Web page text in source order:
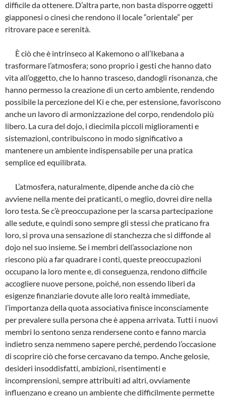
difficile da ottenere. D’altra parte, non basta disporre oggetti
giapponesi o cinesi che rendono il locale “orientale” per
ritrovare pace e serenità.
È ciò che è intrinseco al Kakemono o all’Ikebana a
trasformare l’atmosfera; sono proprio i gesti che hanno dato
vita all’oggetto, che lo hanno trasceso, dandogli risonanza, che
hanno permesso la creazione di un certo ambiente, rendendo
possibile la percezione del Ki e che, per estensione, favoriscono
anche un lavoro di armonizzazione del corpo, rendendolo più
libero. La cura del dojo, i diecimila piccoli miglioramenti e
sistemazioni, contribuiscono in modo significativo a
mantenere un ambiente indispensabile per una pratica
semplice ed equilibrata.
L’atmosfera, naturalmente, dipende anche da ciò che
avviene nella mente dei praticanti, o meglio, dovrei dire nella
loro testa. Se c’è preoccupazione per la scarsa partecipazione
alle sedute, e quindi sono sempre gli stessi che praticano fra
loro, si prova una sensazione di stanchezza che si diffonde al
dojo nel suo insieme. Se i membri dell’associazione non
riescono più a far quadrare i conti, queste preoccupazioni
occupano la loro mente e, di conseguenza, rendono difficile
accogliere nuove persone, poiché, non essendo liberi da
esigenze finanziarie dovute alle loro realtà immediate,
l’importanza della quota associativa finisce inconsciamente
per prevalere sulla persona che è appena arrivata. Tutti i nuovi
membri lo sentono senza rendersene conto e fanno marcia
indietro senza nemmeno sapere perché, perdendo l’occasione
di scoprire ciò che forse cercavano da tempo. Anche gelosie,
desideri insoddisfatti, ambizioni, risentimenti e
incomprensioni, sempre attribuiti ad altri, ovviamente
influenzano e creano un ambiente che difficilmente permette